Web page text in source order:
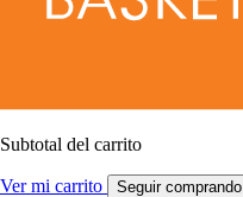
Subtotal del carrito
Ver mi carrito Seguir comprando